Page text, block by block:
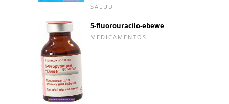
SALUD
5-fluorouracilo-ebewe
MEDICAMENTOS